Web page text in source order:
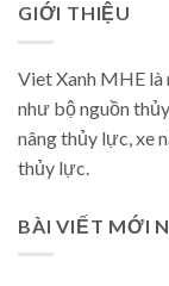
GIỚI THIỆU
Viet Xanh MHE
như bộ nguồn
nâng thủy lực, xe
thủy lực.
BÀI VIẾT MỚI